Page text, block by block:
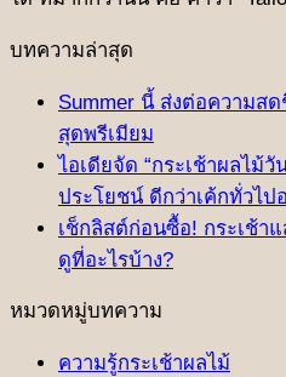
บทความล่าสุด
Summer นี้ ส่งต่อความส
สุดพรีเมียม
ไอเดียจัด “กระเช้าผลไม้
ประโยชน์ ดีกว่าเค้กทั่วไป
เช็กลิสต์ก่อนซื้อ! กระเช้
ดูที่อะไรบ้าง?
หมวดหมู่บทความ
ความรู้กระเช้าผลไม้